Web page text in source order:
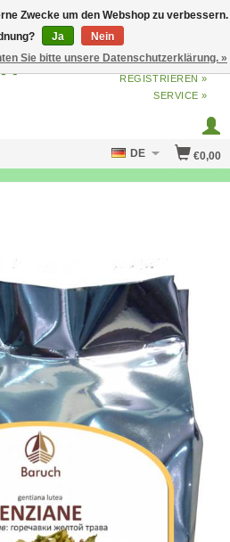
ANMELDENODERJETZT
REGISTRIEREN »
SERVICE »
€0,00
DE
Zwecke um den Webshop zu verbessern.
Ja
Nein
Sie bitte unsere Datenschutzerklärung. »